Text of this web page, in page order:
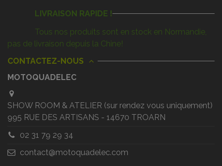
LIVRAISON RAPIDE !
Tous nos produits sont en stock en Normandie,
pas de livraison depuis la Chine!
CONTACTEZ-NOUS
MOTOQUADELEC
SHOW ROOM & ATELIER (sur rendez vous uniquement)
995 RUE DES ARTISANS - 14670 TROARN
02 31 79 29 34
contact@motoquadelec.com